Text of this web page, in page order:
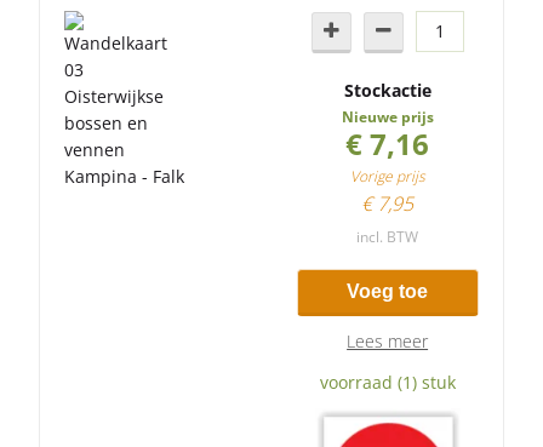
Stockactie
Nieuwe prijs
€ 7,16
Vorige prijs
€ 7,95
incl. BTW
Voeg toe
Lees meer
voorraad (1) stuk